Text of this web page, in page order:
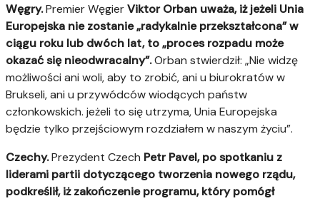
Węgry.Premier WęgierViktor Orban uważa, iż jeżeli Unia
Europejska nie zostanie „radykalnie przekształcona” w
ciągu roku lub dwóch lat, to „proces rozpadu może
okazać się nieodwracalny”.Orban stwierdził: „Nie widzę
możliwości ani woli, aby to zrobić, ani u biurokratów w
Brukseli, ani u przywódców wiodących państw
członkowskich. jeżeli to się utrzyma, Unia Europejska
będzie tylko przejściowym rozdziałem w naszym życiu”.
Czechy.Prezydent Czech Petr Pavel, po spotkaniu z
liderami partii dotyczącego tworzenia nowego rządu,
podkreślił, iż zakończenie programu, który pomógł